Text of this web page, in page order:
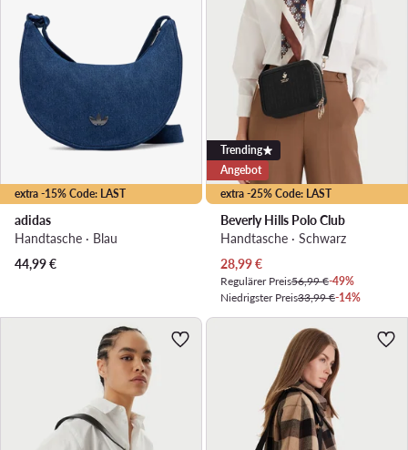
extra -15% Code: LAST
adidas
Handtasche · Blau
44,99€
extra -25% Code: LAST
Trending
Angebot
Beverly Hills Polo Club
Handtasche · Schwarz
Aktueller Preis
28,99€
Regulärer Preis56,99 €-49%
Niedrigster Preis33,99 €-14%